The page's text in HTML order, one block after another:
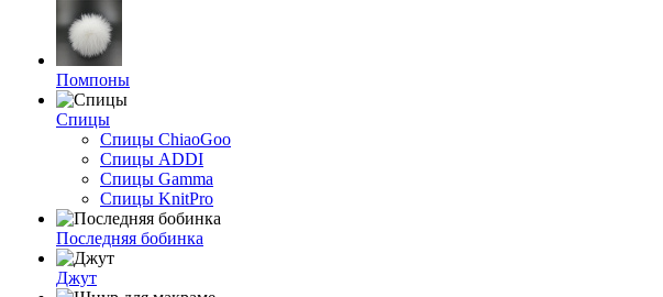
Помпоны
Спицы
Спицы ChiaoGoo
Спицы ADDI
Спицы Gamma
Спицы KnitPro
Последняя бобинка
Джут